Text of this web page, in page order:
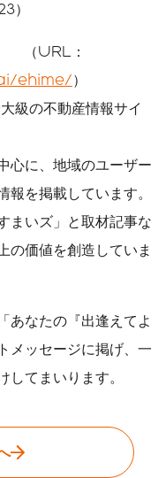
）
URL：
ehime/）
級の不動産情報サイ
心に、地域のユーザー
を掲載しています。
まいズ」と取材記事な
の価値を創造していま
あなたの『出逢えてよ
メッセージに掲げ、一
してまいります。